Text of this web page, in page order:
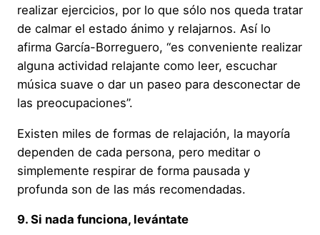
realizar ejercicios, por lo que sólo nos queda tratar
de calmar el estado ánimo y relajarnos. Así lo
afirma García-Borreguero, “es conveniente realizar
alguna actividad relajante como leer, escuchar
música suave o dar un paseo para desconectar de
las preocupaciones”.
Existen miles de formas de relajación, la mayoría
dependen de cada persona, pero meditar o
simplemente respirar de forma pausada y
profunda son de las más recomendadas.
9. Si nada funciona, levántate